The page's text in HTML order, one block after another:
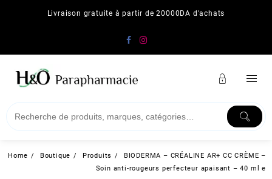
Livraison gratuite à partir de 20000DA d'achats
Home Boutique Produits
BIODERMA – CRÉALINE AR+ CC CRÈME –
Soin anti-rougeurs perfecteur apaisant – 40 ml e